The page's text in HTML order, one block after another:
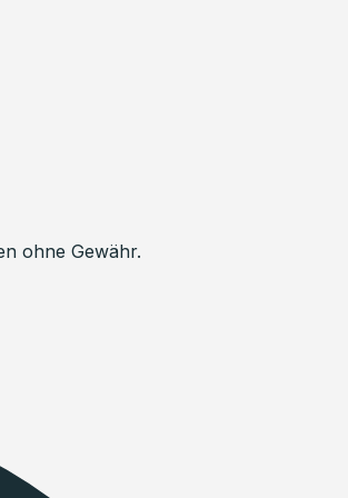
ohne Gewähr.